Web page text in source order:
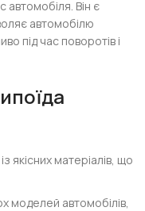
автомобіля. Він є
автомобілю
під час поворотів і
якісних матеріалів, що
моделей автомобілів,